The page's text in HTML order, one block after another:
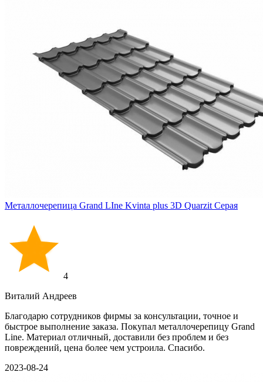
Металлочерепица Grand LIne Kvinta plus 3D Quarzit Серая
4
Виталий Андреев
Благодарю сотрудников фирмы за консультации, точное и
быстрое выполнение заказа. Покупал металлочерепицу Grand
Line. Материал отличный, доставили без проблем и без
повреждений, цена более чем устроила. Спасибо.
2023-08-24